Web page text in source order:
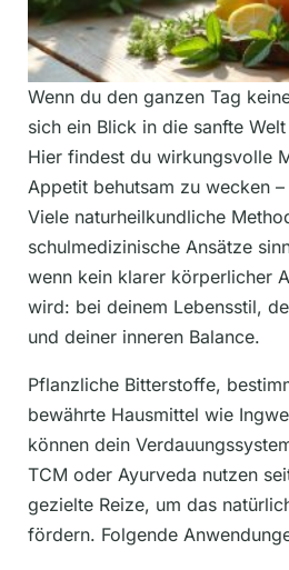
Wenn du den ganzen Tag
sich ein Blick in die sanfte
Hier findest du wirkungsvolle
Appetit behutsam zu wecken
Viele naturheilkundliche
schulmedizinische Ansätze
wenn kein klarer körperlicher
wird: bei deinem Lebensstil,
und deiner inneren Balance.
Pflanzliche Bitterstoffe,
bewährte Hausmittel wie
können dein
TCM oder Ayurveda nutzen
gezielte Reize, um das
fördern. Folgende